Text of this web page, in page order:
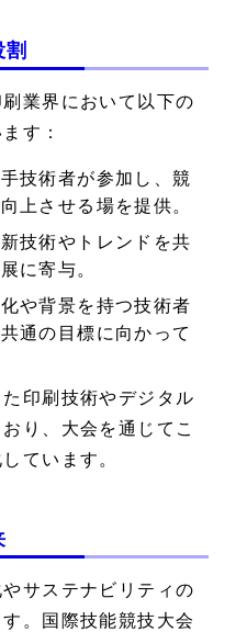
業界において以下の
す：
手技術者が参加し、競
上させる場を提供。
新技術やトレンドを共
に寄与。
化や背景を持つ技術者
通の目標に向かって
印刷技術やデジタル
り、大会を通じてこ
ています。
サステナビリティの
。国際技能競技大会